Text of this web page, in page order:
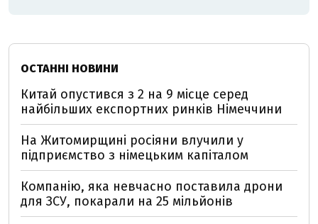
ОСТАННІ НОВИНИ
Китай опустився з 2 на 9 місце серед
найбільших експортних ринків Німеччини
На Житомирщині росіяни влучили у
підприємство з німецьким капіталом
Компанію, яка невчасно поставила дрони
для ЗСУ, покарали на 25 мільйонів